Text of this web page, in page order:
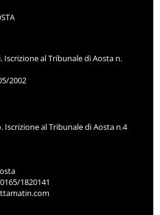
Iscrizione al Tribunale di Aosta n.
2002
Iscrizione al Tribunale di Aosta n.4
1820141